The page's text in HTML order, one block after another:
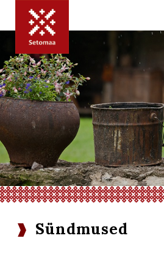
Sündmused